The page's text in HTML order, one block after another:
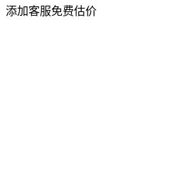
添加客服免费估价